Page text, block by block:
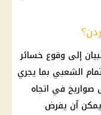
إلى وقوع خسائر
الشعبي بما يجري
صواريخ في اتجاه
يمكن أن يفرض